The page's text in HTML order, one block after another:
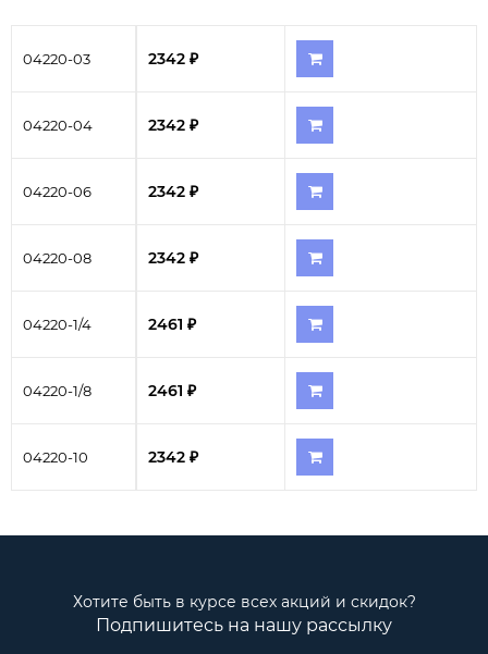
04220-03 2342 ₽
04220-04 2342 ₽
04220-06 2342 ₽
04220-08 2342 ₽
04220-1/4 2461 ₽
04220-1/8 2461 ₽
04220-10 2342 ₽
Хотите быть в курсе всех акций и скидок?
Подпишитесь на нашу рассылку